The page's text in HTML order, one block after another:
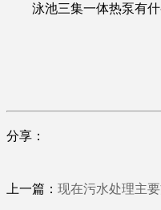
泳池三集一体热泵有什
分享：
上一篇： 现在污水处理主